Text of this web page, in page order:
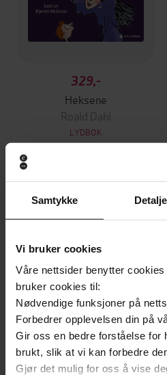
Samtykke
Vi bruker cookies
Våre nettsider benytter
bruker cookies til:
Nødvendige funksjoner på
Forbedrer opplevelsen din på
Gir oss en bedre forståelse for
brukt, slik at vi kan forbedre
Gjør det mulig for oss å vise
329,-
Heksene
Roald Dahl
LYDBOK
Andre har også